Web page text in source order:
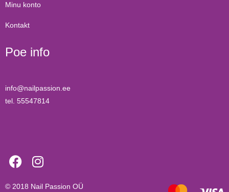
Minu konto
Kontakt
Poe info
info@nailpassion.ee
tel. 55547814
© 2018 Nail Passion OÜ